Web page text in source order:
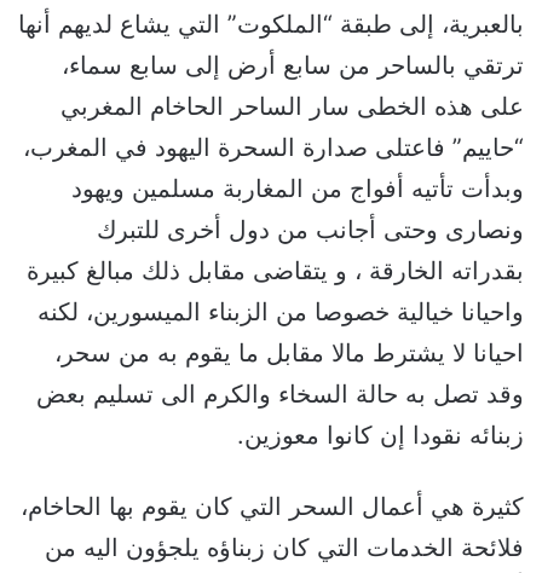
بالعبرية، إلى طبقة “الملكوت” التي يشاع لديهم أنها
ترتقي بالساحر من سابع أرض إلى سابع سماء،
على هذه الخطى سار الساحر الحاخام المغربي
“حاييم” فاعتلى صدارة السحرة اليهود في المغرب،
وبدأت تأتيه أفواج من المغاربة مسلمين ويهود
ونصارى وحتى أجانب من دول أخرى للتبرك
بقدراته الخارقة ، و يتقاضى مقابل ذلك مبالغ كبيرة
واحيانا خيالية خصوصا من الزبناء الميسورين، لكنه
احيانا لا يشترط مالا مقابل ما يقوم به من سحر،
وقد تصل به حالة السخاء والكرم الى تسليم بعض
زبنائه نقودا إن كانوا معوزين.
كثيرة هي أعمال السحر التي كان يقوم بها الحاخام،
فلائحة الخدمات التي كان زبناؤه يلجؤون اليه من